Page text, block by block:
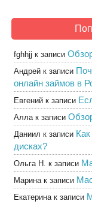
fghhjj к записи
Андрей к записи
онлайн займов в
Евгений к записи
Аллак записи
Даниил к записи
дисках?
Ольга Н. к записи
Маринак записи
Екатеринак записи